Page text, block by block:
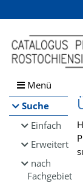
Browsen
direkt zum Inhalt
Menü
Suche
Einfach
Erweitert
nach
Fachgebiet